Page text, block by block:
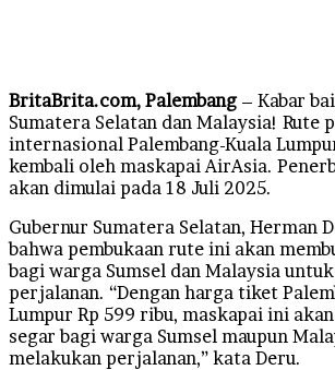
BritaBrita.com, Palembang– Kabar
Sumatera Selatan dan Malaysia! Rute
internasional Palembang-Kuala
kembali oleh maskapai AirAsia.
akan dimulai pada 18 Juli 2025.
Gubernur Sumatera Selatan, Herman
bahwa pembukaan rute ini akan
bagi warga Sumsel dan Malaysia
perjalanan. “Dengan harga tiket
Lumpur Rp 599 ribu, maskapai ini
segar bagi warga Sumsel maupun
melakukan perjalanan,” kata Deru.